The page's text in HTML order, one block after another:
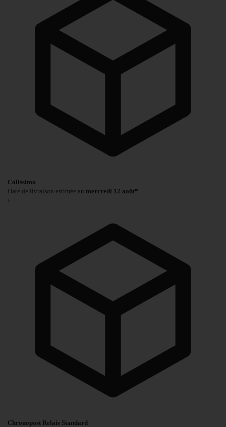
Colissimo
Date de livraison estimée au mercredi 12 août*
›
Chronopost Relais Standard